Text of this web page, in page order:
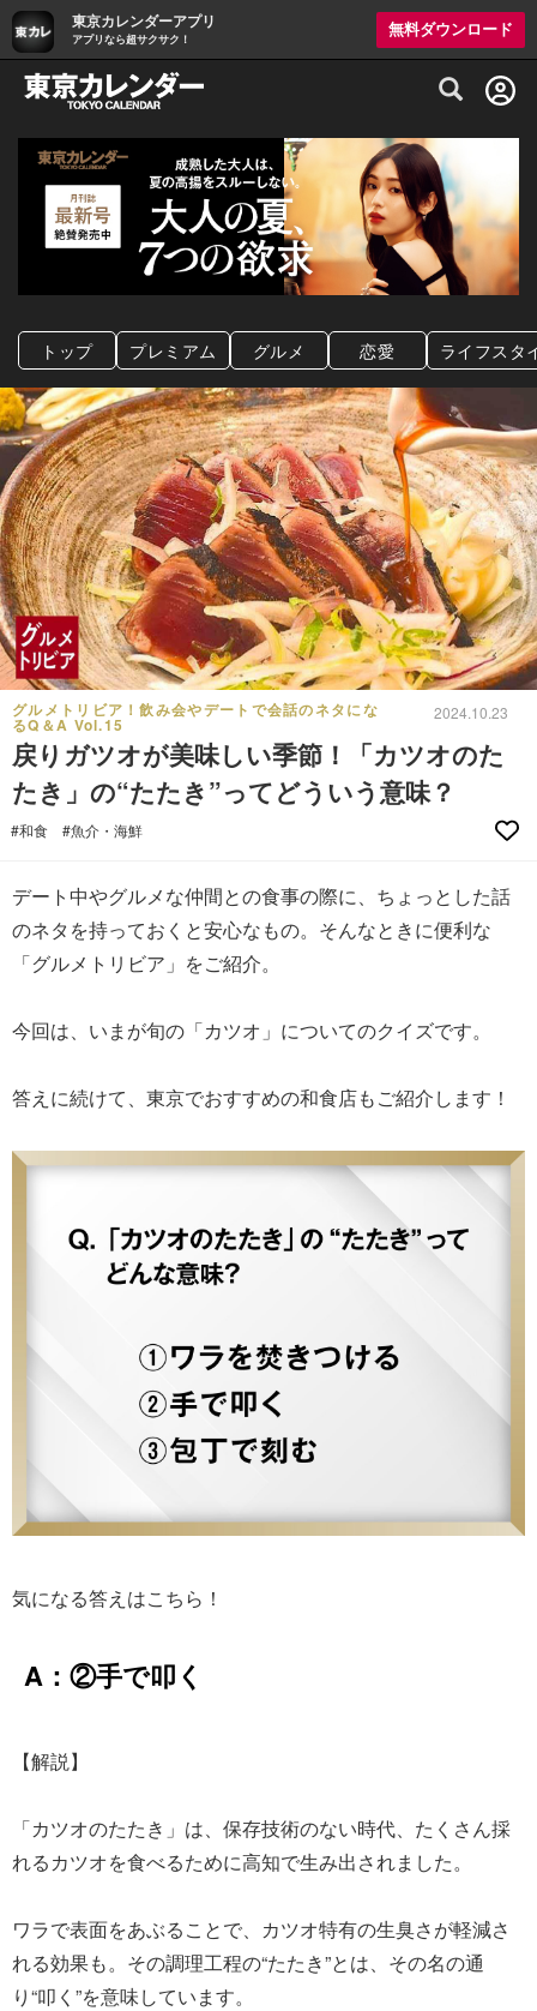
東京カレンダーアプリ
アプリなら超サクサク！
無料ダウンロード
グルメ情報・プレミアムレストラン予約
トップ プレミアム グルメ 恋愛 ライフスタ
グルメトリビア！飲み会やデートで会話のネタにな
るQ＆A Vol.15
2024.10.23
戻りガツオが美味しい季節！「カツオのた
たき」の“たたき”ってどういう意味？
#和食 #魚介・海鮮
デート中やグルメな仲間との食事の際に、ちょっとした話
のネタを持っておくと安心なもの。そんなときに便利な
「グルメトリビア」をご紹介。
今回は、いまが旬の「カツオ」についてのクイズです。
答えに続けて、東京でおすすめの和食店もご紹介します！
気になる答えはこちら！
A：②手で叩く
【解説】
「カツオのたたき」は、保存技術のない時代、たくさん採
れるカツオを食べるために高知で生み出されました。
ワラで表面をあぶることで、カツオ特有の生臭さが軽減さ
れる効果も。その調理工程の“たたき”とは、その名の通
り“叩く”を意味しています。